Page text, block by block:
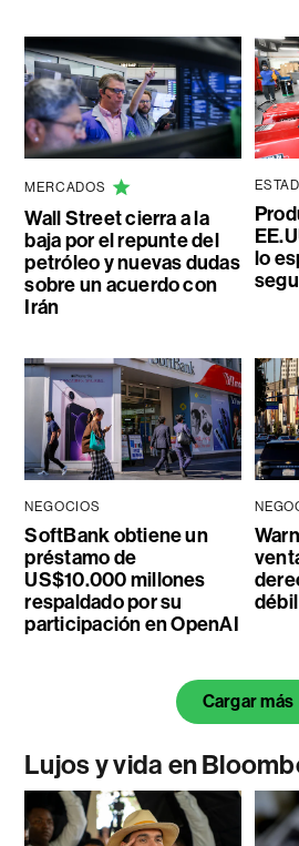
MERCADOS
Wall Street cierra a la
baja por el repunte del
petróleo y nuevas dudas
sobre un acuerdo con
Irán
lo
NEGOCIOS
SoftBank obtiene un
préstamo de
US$10.000 millones
respaldado por su
participación en OpenAI
Cargar más
Lujos y vida en